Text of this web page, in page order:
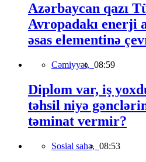
Azərbaycan qazı
Avropadakı enerji
əsas elementinə
Cəmiyyət, 08:59
Diplom var, iş
təhsil niyə
təminat vermir?
Sosial sahə, 08:53